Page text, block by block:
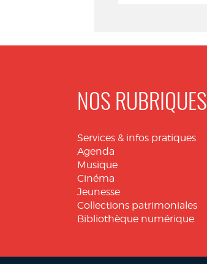
NOS RUBRIQUES
Services & infos pratiques
Agenda
Musique
Cinéma
Jeunesse
Collections patrimoniales
Bibliothèque numérique